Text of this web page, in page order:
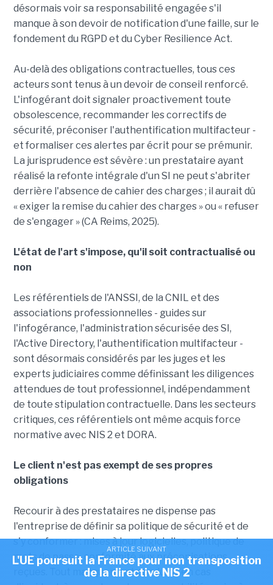
désormais voir sa responsabilité engagée s'il
manque à son devoir de notification d'une faille, sur le
fondement du RGPD et du Cyber Resilience Act.
Au-delà des obligations contractuelles, tous ces
acteurs sont tenus à un devoir de conseil renforcé.
L'infogérant doit signaler proactivement toute
obsolescence, recommander les correctifs de
sécurité, préconiser l'authentification multifacteur -
et formaliser ces alertes par écrit pour se prémunir.
La jurisprudence est sévère : un prestataire ayant
réalisé la refonte intégrale d'un SI ne peut s'abriter
derrière l'absence de cahier des charges ; il aurait dû
« exiger la remise du cahier des charges » ou « refuser
de s'engager » (CA Reims, 2025).
L'état de l'art s'impose, qu'il soit contractualisé ou
non
Les référentiels de l'ANSSI, de la CNIL et des
associations professionnelles - guides sur
l'infogérance, l'administration sécurisée des SI,
l'Active Directory, l'authentification multifacteur -
sont désormais considérés par les juges et les
experts judiciaires comme définissant les diligences
attendues de tout professionnel, indépendamment
de toute stipulation contractuelle. Dans les secteurs
critiques, ces référentiels ont même acquis force
normative avec NIS 2 et DORA.
Le client n'est pas exempt de ses propres
obligations
Recourir à des prestataires ne dispense pas
l'entreprise de définir sa politique de sécurité et de
s'y conformer : mises à jour logicielles, politique de
mots de passe, conformité aux préconisations
reçues. Tout manquement conduira, en cas
ARTICLE SUIVANT
L'UE poursuit la France pour non transposition
de la directive NIS 2